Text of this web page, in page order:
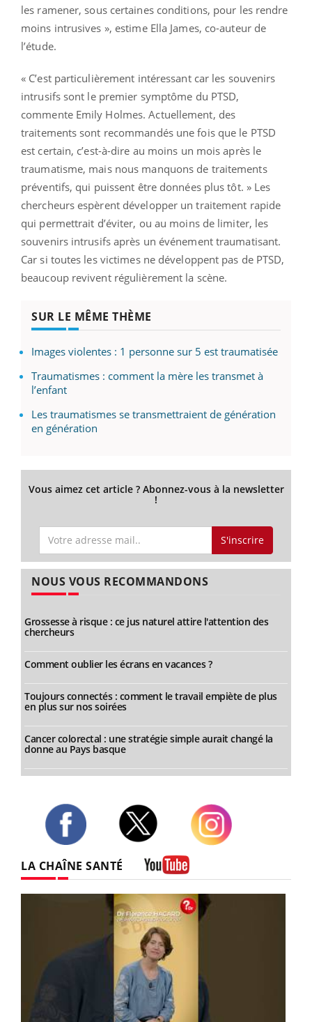
les ramener, sous certaines conditions, pour les rendre
moins intrusives », estime Ella James, co-auteur de
l’étude.
« C’est particulièrement intéressant car les souvenirs
intrusifs sont le premier symptôme du PTSD,
commente Emily Holmes. Actuellement, des
traitements sont recommandés une fois que le PTSD
est certain, c’est-à-dire au moins un mois après le
traumatisme, mais nous manquons de traitements
préventifs, qui puissent être données plus tôt. » Les
chercheurs espèrent développer un traitement rapide
qui permettrait d’éviter, ou au moins de limiter, les
souvenirs intrusifs après un événement traumatisant.
Car si toutes les victimes ne développent pas de PTSD,
beaucoup revivent régulièrement la scène.
SUR LE MÊME THÈME
Images violentes : 1 personne sur 5 est traumatisée
Traumatismes : comment la mère les transmet à
l’enfant
Les traumatismes se transmettraient de génération
en génération
Vous aimez cet article ? Abonnez-vous à la newsletter
!
S'inscrire
NOUS VOUS RECOMMANDONS
Grossesse à risque : ce jus naturel attire l'attention des
chercheurs
Comment oublier les écrans en vacances ?
Toujours connectés : comment le travail empiète de plus
en plus sur nos soirées
Cancer colorectal : une stratégie simple aurait changé la
donne au Pays basque
LA CHAÎNE SANTÉ